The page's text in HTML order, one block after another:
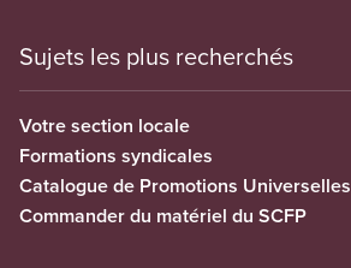
Sujets les plus recherchés
Votre section locale
Formations syndicales
Catalogue de Promotions Universelles
Commander du matériel du SCFP